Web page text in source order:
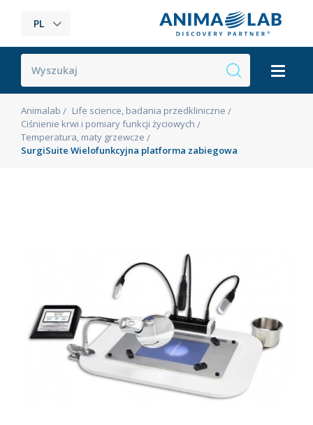
PL
Animalab
Life science, badania przedkliniczne
Ciśnienie krwi i pomiary funkcji życiowych
Temperatura, maty grzewcze
SurgiSuite Wielofunkcyjna platforma zabiegowa